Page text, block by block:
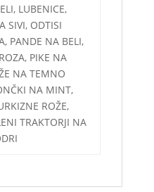
LUBENICE,
SIVI, ODTISI
PANDE NA BELI,
PIKE NA
NA TEMNO
NA MINT,
ROŽE,
TRAKTORJI NA